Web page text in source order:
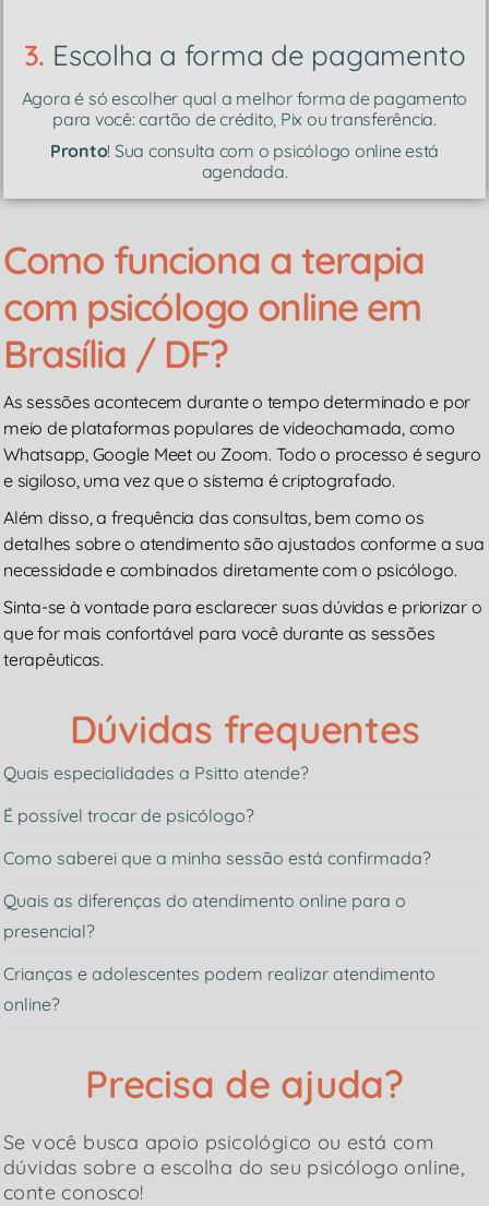
3. Escolha a forma de pagamento
Agora é só escolher qual a melhor forma de pagamento
para você: cartão de crédito, Pix ou transferência.
Pronto! Sua consulta com o psicólogo online está
agendada.
Como funciona a terapia
com psicólogo online em
Brasília / DF?
As sessões acontecem durante o tempo determinado e por
meio de plataformas populares de videochamada, como
Whatsapp, Google Meet ou Zoom. Todo o processo é seguro
e sigiloso, uma vez que o sistema é criptografado.
Além disso, a frequência das consultas, bem como os
detalhes sobre o atendimento são ajustados conforme a sua
necessidade e combinados diretamente com o psicólogo.
Sinta-se à vontade para esclarecer suas dúvidas e priorizar o
que for mais confortável para você durante as sessões
terapêuticas.
Dúvidas frequentes
Quais especialidades a Psitto atende?
É possível trocar de psicólogo?
Como saberei que a minha sessão está confirmada?
Quais as diferenças do atendimento online para o
presencial?
Crianças e adolescentes podem realizar atendimento
online?
Precisa de ajuda?
Se você busca apoio psicológico ou está com
dúvidas sobre a escolha do seu psicólogo online,
conte conosco!